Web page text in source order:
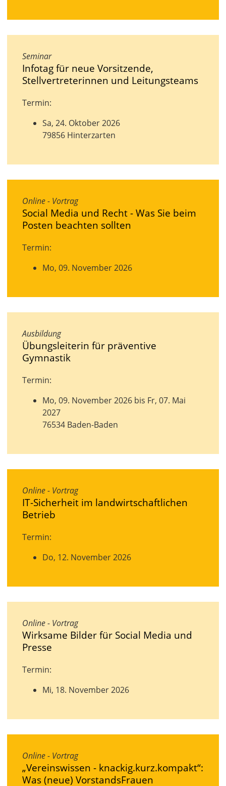
Seminar
Infotag für neue Vorsitzende,
Stellvertreterinnen und Leitungsteams
Termin:
Sa, 24. Oktober 2026
79856 Hinterzarten
Online - Vortrag
Social Media und Recht - Was Sie beim
Posten beachten sollten
Termin:
Mo, 09. November 2026
Ausbildung
Übungsleiterin für präventive
Gymnastik
Termin:
Mo, 09. November 2026 bis Fr, 07. Mai
2027
76534 Baden-Baden
Online - Vortrag
IT-Sicherheit im landwirtschaftlichen
Betrieb
Termin:
Do, 12. November 2026
Online - Vortrag
Wirksame Bilder für Social Media und
Presse
Termin:
Mi, 18. November 2026
Online - Vortrag
„Vereinswissen - knackig.kurz.kompakt“:
Was (neue) VorstandsFrauen